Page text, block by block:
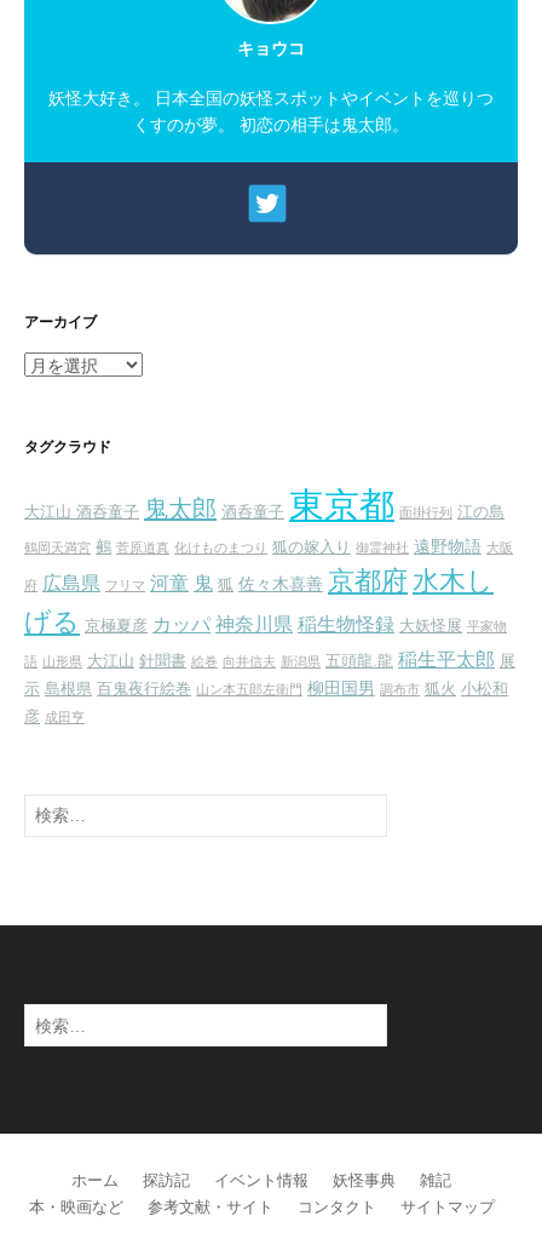
キョウコ
妖怪大好き。 日本全国の妖怪スポットやイベントを巡りつ
くすのが夢。 初恋の相手は鬼太郎。
アーカイブ
ア
イ
タグクラウド
大江山 酒呑童子 鬼太郎 酒呑童子 東京都 面掛行列 江の島
鶴岡天満宮 鵺 菅原道真 化けものまつり 狐の嫁入り 御霊神社 遠野物語 大阪
府 広島県 フリマ 河童 鬼 狐 佐々木喜善 京都府 水木し
げる 京極夏彦 カッパ 神奈川県 稲生物怪録 大妖怪展 平家物
語 山形県 大江山 針聞書 絵巻 向井信夫 新潟県 五頭龍.龍 稲生平太郎 展
示 島根県 百鬼夜行絵巻 山ン本五郎左衛門 柳田国男 調布市 狐火 小松和
彦 成田亨
検
索:
検
索:
ホーム 探訪記 イベント情報 妖怪事典
雑記
本・映画など
参考文献・サイト コンタクト サイトマップ